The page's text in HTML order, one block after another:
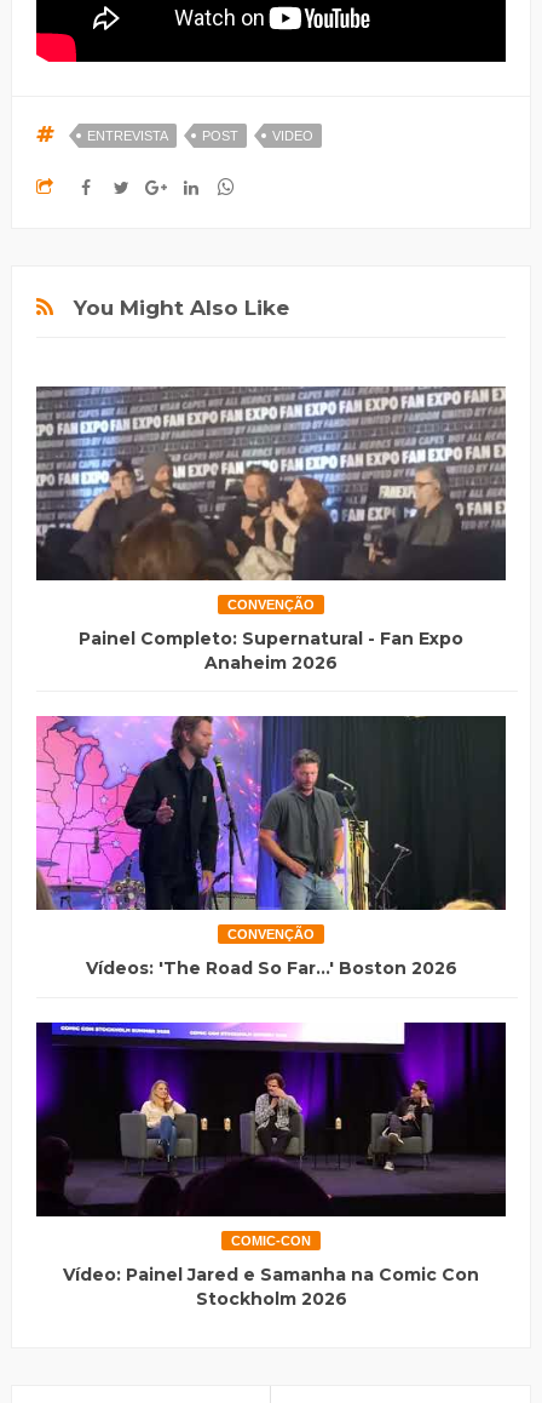
ENTREVISTA POST VIDEO
You Might Also Like
CONVENÇÃO
Painel Completo: Supernatural - Fan Expo
Anaheim 2026
CONVENÇÃO
Vídeos: 'The Road So Far...' Boston 2026
COMIC-CON
Vídeo: Painel Jared e Samanha na Comic Con
Stockholm 2026